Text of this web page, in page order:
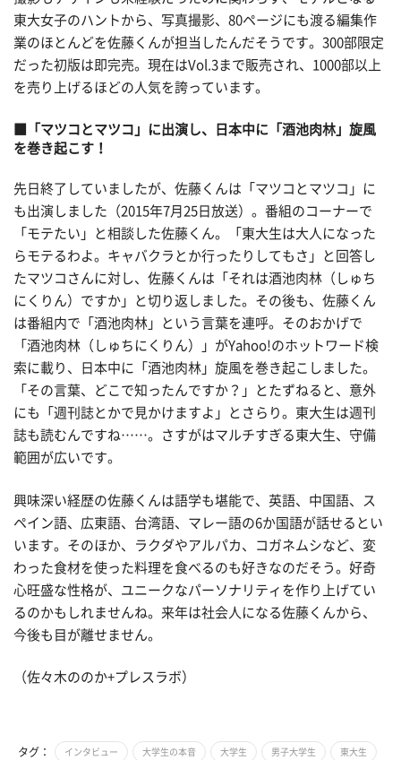
東大女子のハントから、写真撮影、80ページにも渡る編集作
業のほとんどを佐藤くんが担当したんだそうです。300部限定
だった初版は即完売。現在はVol.3まで販売され、1000部以上
を売り上げるほどの人気を誇っています。
■「マツコとマツコ」に出演し、日本中に「酒池肉林」旋風
を巻き起こす！
先日終了していましたが、佐藤くんは「マツコとマツコ」に
も出演しました（2015年7月25日放送）。番組のコーナーで
「モテたい」と相談した佐藤くん。「東大生は大人になった
らモテるわよ。キャバクラとか行ったりしてもさ」と回答し
たマツコさんに対し、佐藤くんは「それは酒池肉林（しゅち
にくりん）ですか」と切り返しました。その後も、佐藤くん
は番組内で「酒池肉林」という言葉を連呼。そのおかげで
「酒池肉林（しゅちにくりん）」がYahoo!のホットワード検
索に載り、日本中に「酒池肉林」旋風を巻き起こしました。
「その言葉、どこで知ったんですか？」とたずねると、意外
にも「週刊誌とかで見かけますよ」とさらり。東大生は週刊
誌も読むんですね……。さすがはマルチすぎる東大生、守備
範囲が広いです。
興味深い経歴の佐藤くんは語学も堪能で、英語、中国語、ス
ペイン語、広東語、台湾語、マレー語の6か国語が話せるとい
います。そのほか、ラクダやアルパカ、コガネムシなど、変
わった食材を使った料理を食べるのも好きなのだそう。好奇
心旺盛な性格が、ユニークなパーソナリティを作り上げてい
るのかもしれませんね。来年は社会人になる佐藤くんから、
今後も目が離せません。
（佐々木ののか+プレスラボ）
タグ： インタビュー 大学生の本音 大学生 男子大学生 東大生